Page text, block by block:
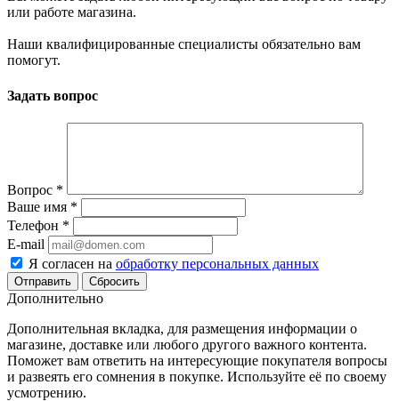
или работе магазина.
Наши квалифицированные специалисты обязательно вам
помогут.
Задать вопрос
Вопрос *
Ваше имя *
Телефон *
E-mail
Я согласен на обработку персональных данных
Сбросить
Дополнительно
Дополнительная вкладка, для размещения информации о
магазине, доставке или любого другого важного контента.
Поможет вам ответить на интересующие покупателя вопросы
и развеять его сомнения в покупке. Используйте её по своему
усмотрению.